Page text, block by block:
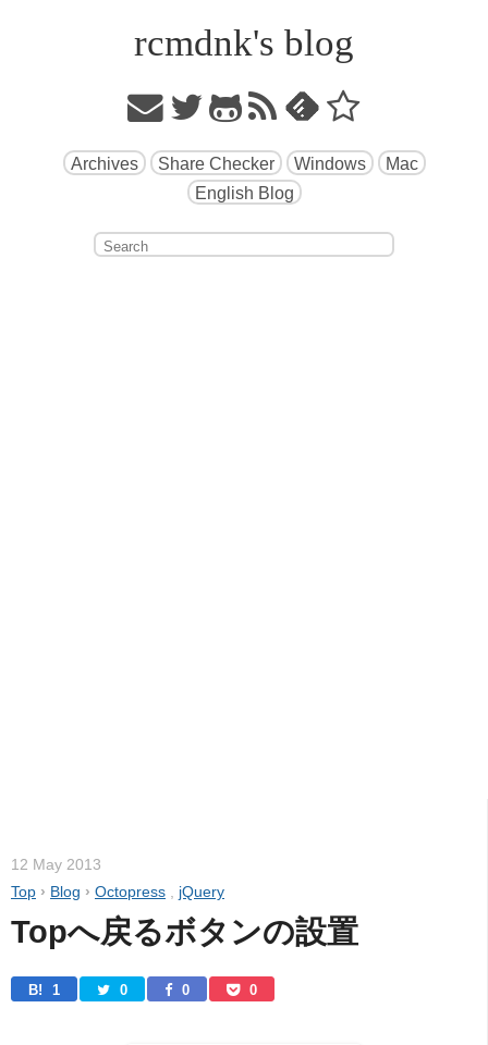
rcmdnk's blog
Archives Share Checker Windows
Mac
English Blog
12 May 2013
Top › Blog › Octopress jQuery
Topへ戻るボタンの設置
B! 1 0 0 0